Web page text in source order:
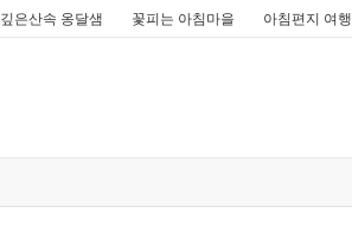
깊은산속 옹달샘 꽃피는 아침마을 아침편지 여행